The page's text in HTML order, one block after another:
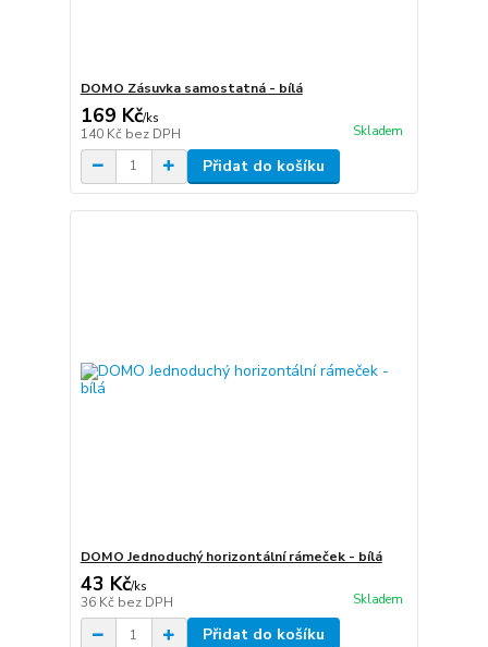
DOMO Zásuvka samostatná - bílá
169 Kč/ks
140 Kč bez DPH Skladem
Přidat do košíku
DOMO Jednoduchý horizontální rámeček - bílá
43 Kč/ks
36 Kč bez DPH Skladem
Přidat do košíku